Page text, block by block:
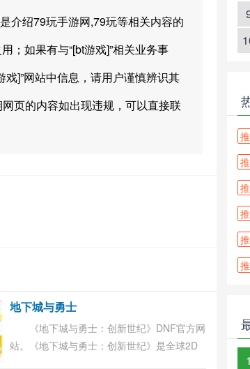
介绍79玩手游网,79玩等相关内容的
；如果有与“[bt游戏]”相关业务事
戏]”网站中信息，请用户谨慎辨识其
页的内容如出现违规，可以直接联
地下城与勇士
《地下城与勇士：创新世纪》DNF官方网
站。《地下城与勇士：创新世纪》是全球2D
1